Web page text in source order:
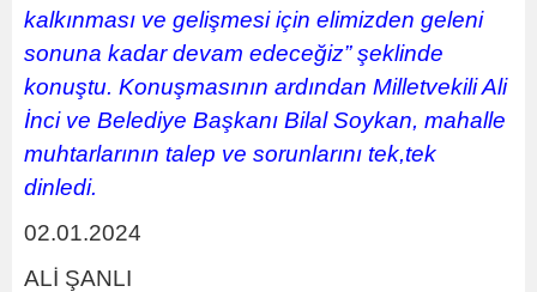
kalkınması ve gelişmesi için elimizden geleni
sonuna kadar devam edeceğiz” şeklinde
konuştu. Konuşmasının ardından Milletvekili Ali
İnci ve Belediye Başkanı Bilal Soykan, mahalle
muhtarlarının talep ve sorunlarını tek,tek
dinledi.
02.01.2024
ALİ ŞANLI